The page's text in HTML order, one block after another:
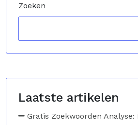
Zoeken
Laatste artikelen
Gratis Zoekwoorden Analyse: